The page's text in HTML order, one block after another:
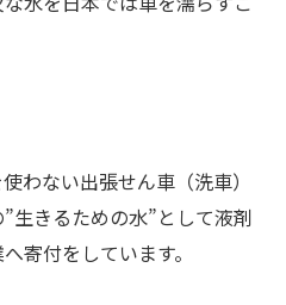
わない出張せん車（洗車）
生きるための水”として液剤
寄付をしています。